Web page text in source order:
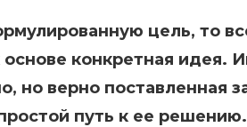
цель, то
основе конкретная идея.
но верно поставленная
путь к ее решению.